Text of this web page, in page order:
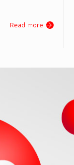
Read more